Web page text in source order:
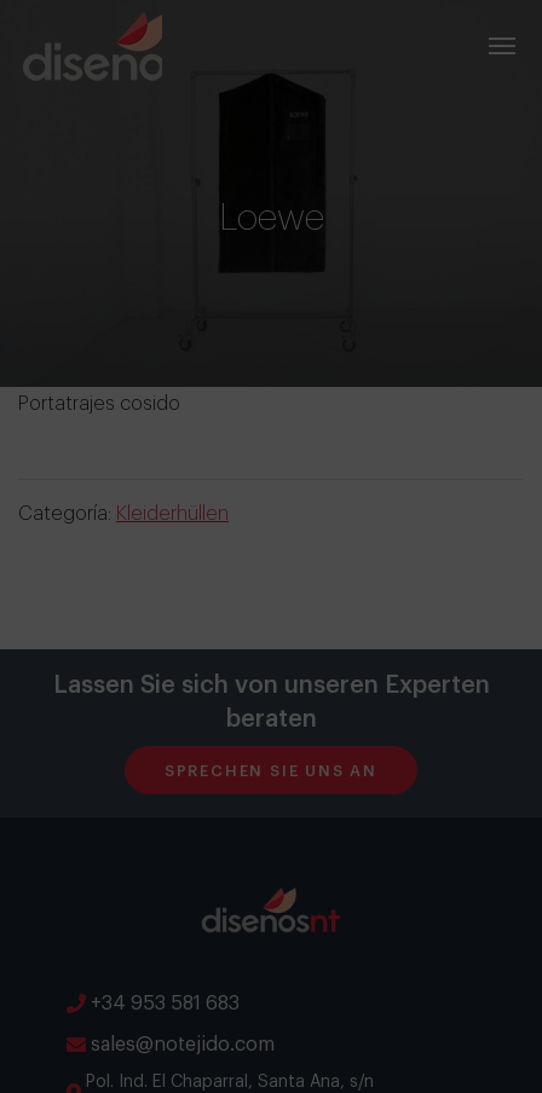
Loewe
Portatrajes cosido
Categoría: Kleiderhüllen
Lassen Sie sich von unseren Experten
beraten
SPRECHEN SIE UNS AN
+34 953 581 683
sales@notejido.com
Pol. Ind. El Chaparral, Santa Ana, s/n